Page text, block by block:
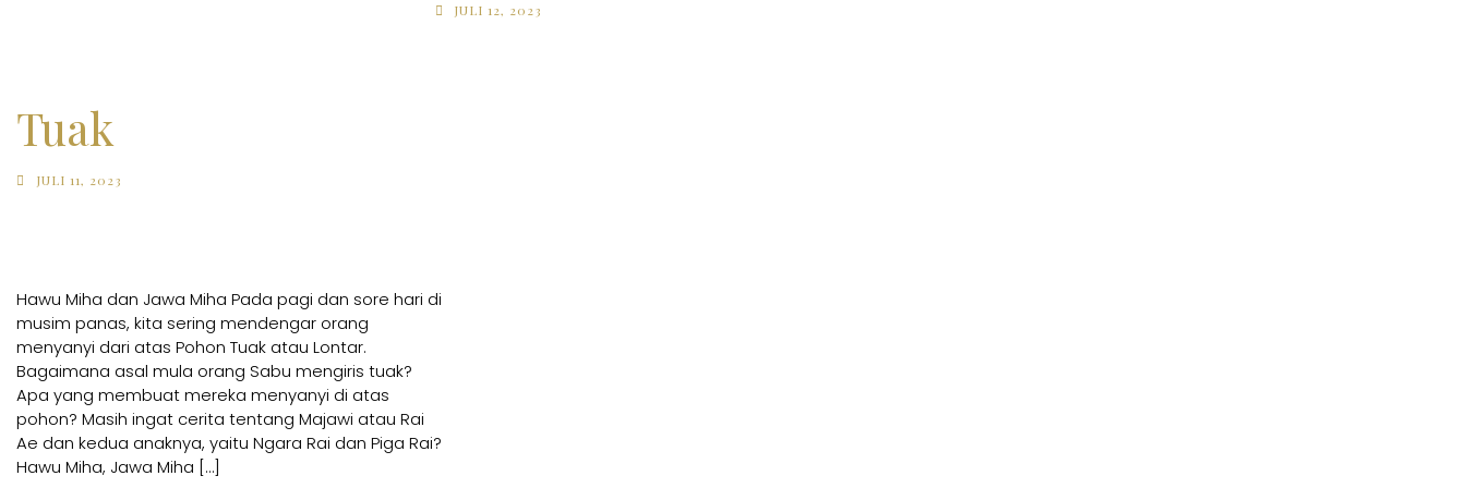
JULI 12, 2023
Tuak
JULI 11, 2023
Hawu Miha dan Jawa Miha Pada pagi dan sore hari di
musim panas, kita sering mendengar orang
menyanyi dari atas Pohon Tuak atau Lontar.
Bagaimana asal mula orang Sabu mengiris tuak?
Apa yang membuat mereka menyanyi di atas
pohon? Masih ingat cerita tentang Majawi atau Rai
Ae dan kedua anaknya, yaitu Ngara Rai dan Piga Rai?
Hawu Miha, Jawa Miha […]